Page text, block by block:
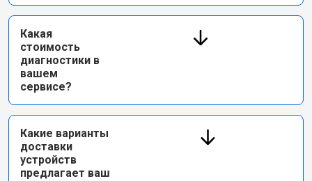
Какая
стоимость
диагностики в
вашем
сервисе?
Какие варианты
доставки
устройств
предлагает ваш